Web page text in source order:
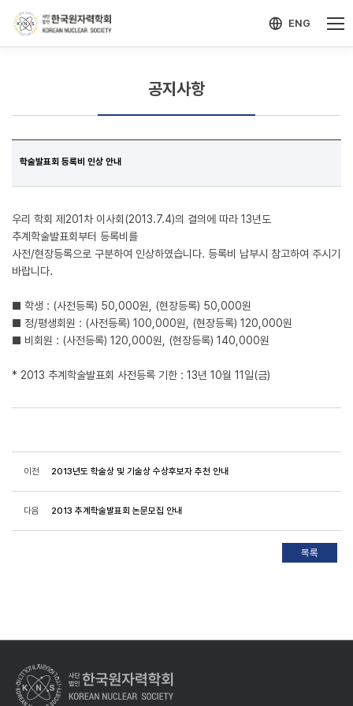
ENG
공지사항
학술발표회 등록비 인상 안내
우리 학회 제201차 이사회(2013.7.4)의 결의에 따라 13년도
추계학술발표회부터 등록비를
사전/현장등록으로 구분하여 인상하였습니다. 등록비 납부시 참고하여 주시기
바랍니다.
■ 학생 : (사전등록) 50,000원, (현장등록) 50,000원
■ 정/평생회원 : (사전등록) 100,000원, (현장등록) 120,000원
■ 비회원 : (사전등록) 120,000원, (현장등록) 140,000원
* 2013 추계학술발표회 사전등록 기한 : 13년 10월 11일(금)
이전 2013년도 학술상 및 기술상 수상후보자 추천 안내
다음 2013 추계학술발표회 논문모집 안내